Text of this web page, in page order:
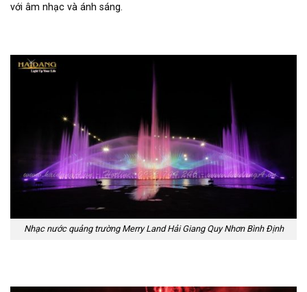
với âm nhạc và ánh sáng.
Nhạc nước quảng trường Merry Land Hải Giang Quy Nhơn Bình Định